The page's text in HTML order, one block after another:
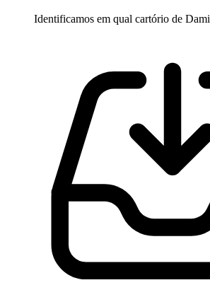
Identificamos em qual cartório de